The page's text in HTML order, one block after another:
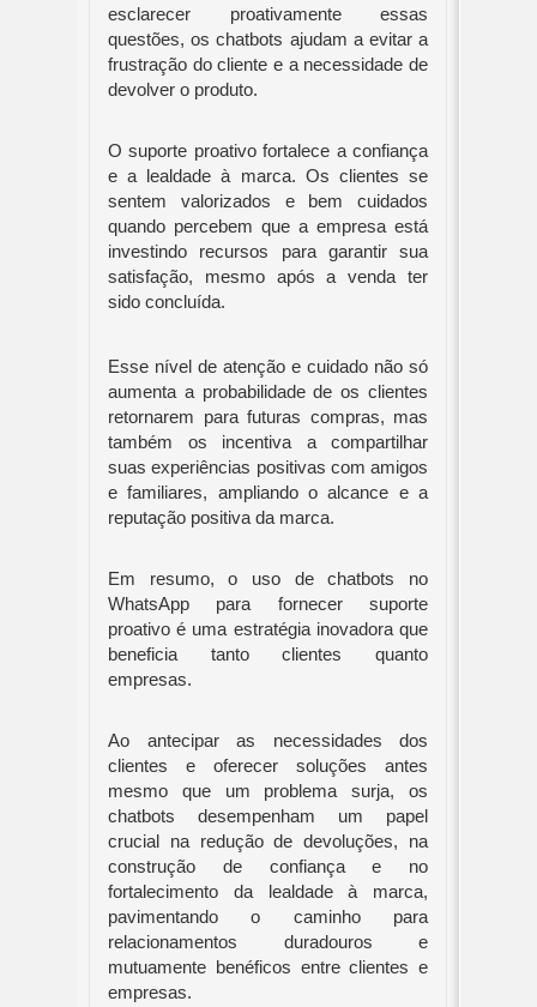
esclarecer proativamente essas
questões, os chatbots ajudam a evitar a
frustração do cliente e a necessidade de
devolver o produto.
O suporte proativo fortalece a confiança
e a lealdade à marca. Os clientes se
sentem valorizados e bem cuidados
quando percebem que a empresa está
investindo recursos para garantir sua
satisfação, mesmo após a venda ter
sido concluída.
Esse nível de atenção e cuidado não só
aumenta a probabilidade de os clientes
retornarem para futuras compras, mas
também os incentiva a compartilhar
suas experiências positivas com amigos
e familiares, ampliando o alcance e a
reputação positiva da marca.
Em resumo, o uso de chatbots no
WhatsApp para fornecer suporte
proativo é uma estratégia inovadora que
beneficia tanto clientes quanto
empresas.
Ao antecipar as necessidades dos
clientes e oferecer soluções antes
mesmo que um problema surja, os
chatbots desempenham um papel
crucial na redução de devoluções, na
construção de confiança e no
fortalecimento da lealdade à marca,
pavimentando o caminho para
relacionamentos duradouros e
mutuamente benéficos entre clientes e
empresas.